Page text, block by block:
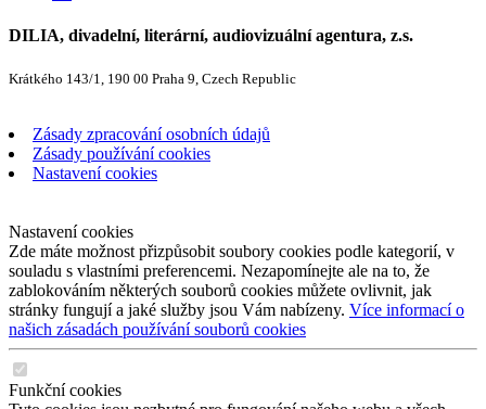
DILIA, divadelní, literární, audiovizuální agentura, z.s.
Krátkého 143/1, 190 00 Praha 9, Czech Republic
Zásady zpracování osobních údajů
Zásady používání cookies
Nastavení cookies
Nastavení cookies
Zde máte možnost přizpůsobit soubory cookies podle kategorií, v
souladu s vlastními preferencemi. Nezapomínejte ale na to, že
zablokováním některých souborů cookies můžete ovlivnit, jak
stránky fungují a jaké služby jsou Vám nabízeny. Více informací o
našich zásadách používání souborů cookies
Funkční cookies